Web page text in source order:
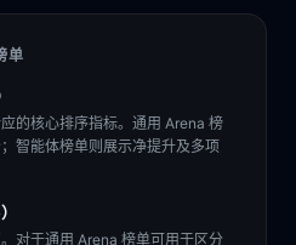
单
的核心排序指标。通用 Arena 榜
智能体榜单则展示净提升及多项
对于通用 Arena 榜单可用于区分